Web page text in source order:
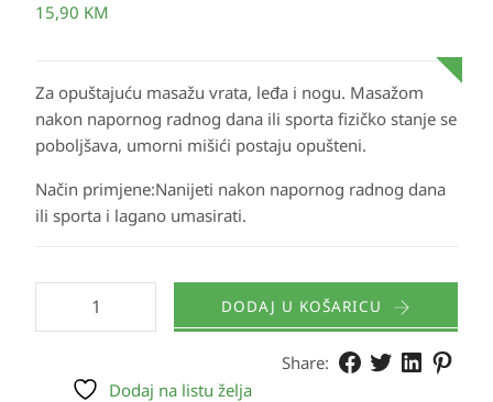
15,90 KM
Za opuštajuću masažu vrata, leđa i nogu. Masažom
nakon napornog radnog dana ili sporta fizičko stanje se
poboljšava, umorni mišići postaju opušteni.
Način primjene:Nanijeti nakon napornog radnog dana
ili sporta i lagano umasirati.
DODAJ U KOŠARICU
Share:
Dodaj na listu želja